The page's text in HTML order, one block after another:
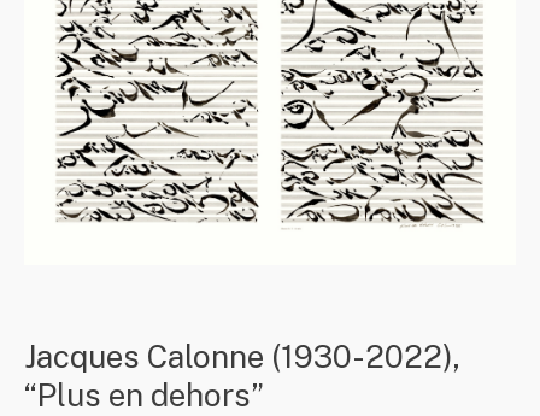
Jacques Calonne (1930-2022),
“Plus en dehors”